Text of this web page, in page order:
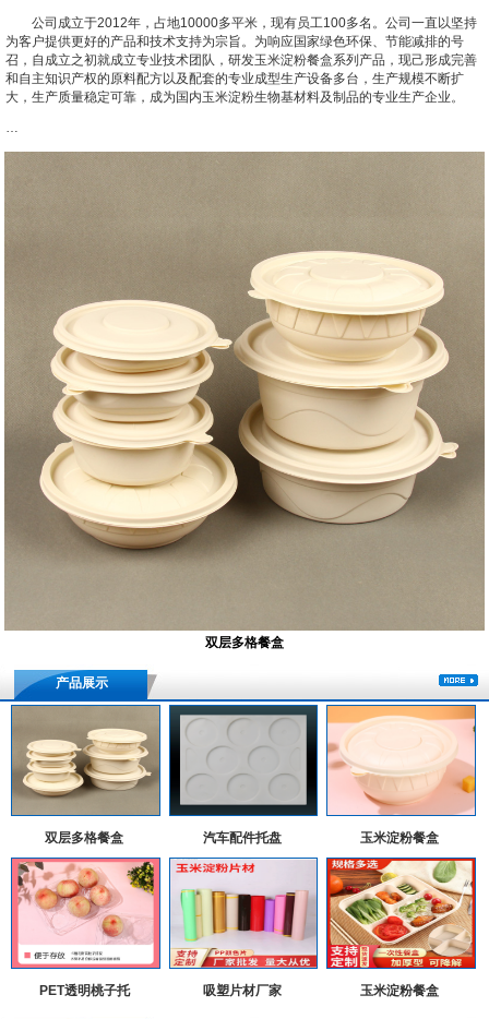
公司成立于2012年，占地10000多平米，现有员工100多名。公司一直以坚持
为客户提供更好的产品和技术支持为宗旨。为响应国家绿色环保、节能减排的号
召，自成立之初就成立专业技术团队，研发玉米淀粉餐盒系列产品，现己形成完善
和自主知识产权的原料配方以及配套的专业成型生产设备多台，生产规模不断扩
大，生产质量稳定可靠，成为国内玉米淀粉生物基材料及制品的专业生产企业。
双层多格餐盒
产品展示
双层多格餐盒 汽车配件托盘 玉米淀粉餐盒
PET透明桃子托 吸塑片材厂家 玉米淀粉餐盒